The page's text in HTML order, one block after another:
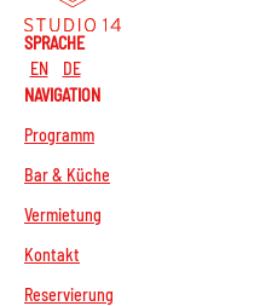
SPRACHE
EN
DE
NAVIGATION
Programm
Bar & Küche
Vermietung
Kontakt
Reservierung